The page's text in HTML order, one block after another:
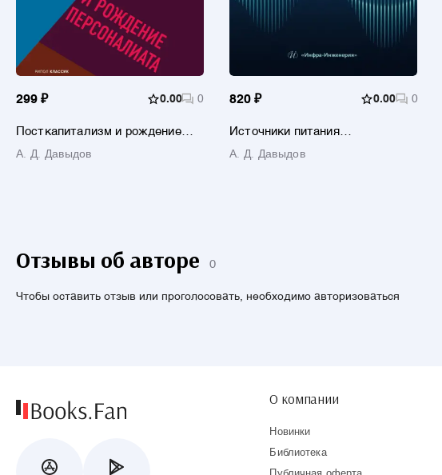
299 ₽ 0.00 0
Посткапитализм и рождение
А. Д. Давыдов
820 ₽ 0.00 0
Источники питания
оборудования
А. Д. Давыдов
Отзывы об авторе 0
Чтобы оставить отзыв или проголосовать, необходимо авторизоваться
О компании
Новинки
Библиотека